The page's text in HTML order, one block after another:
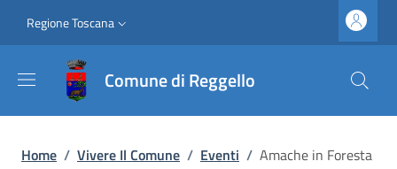
Slim top
Regione Toscana
Comune di Reggello
Briciole di pane
Home / Vivere Il Comune / Eventi / Amache in Foresta